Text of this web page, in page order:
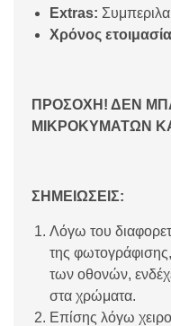
Extras:
Χρόνος
ΠΡΟΣΟΧΗ! ΔΕΝ
ΜΙΚΡΟΚΥΜΑΤΩΝ
ΣΗΜΕΙΩΣΕΙΣ:
Λόγω του
της
των οθονών,
στα χρώματα.
Επίσης λόγω